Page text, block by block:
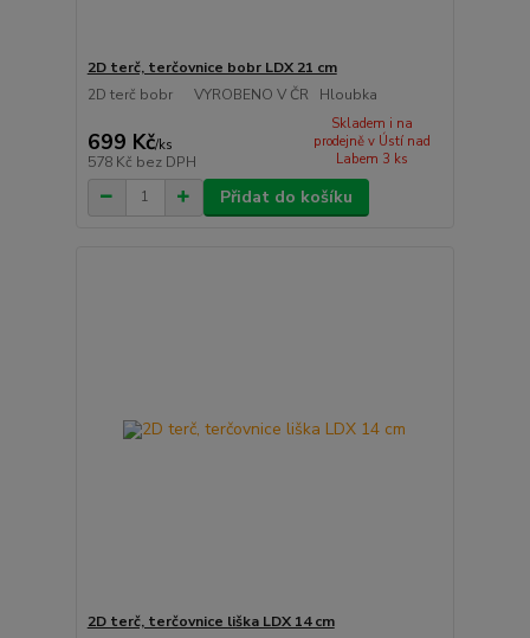
2D terč, terčovnice bobr LDX 21 cm
2D terč bobr VYROBENO V ČR Hloubka
699 Kč/ks
578 Kč bez DPH
Skladem i na
prodejně v Ústí nad
Labem 3 ks
Přidat do košíku
2D terč, terčovnice liška LDX 14 cm